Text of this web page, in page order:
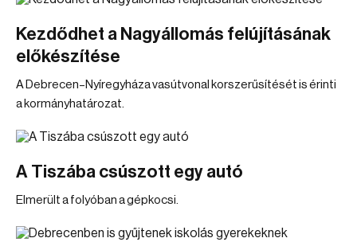
Kezdődhet a Nagyállomás felújításának
előkészítése
A Debrecen–Nyíregyháza vasútvonal korszerűsítését is érinti
a kormányhatározat.
A Tiszába csúszott egy autó
Elmerült a folyóban a gépkocsi.